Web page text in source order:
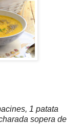
1 patata
sopera de